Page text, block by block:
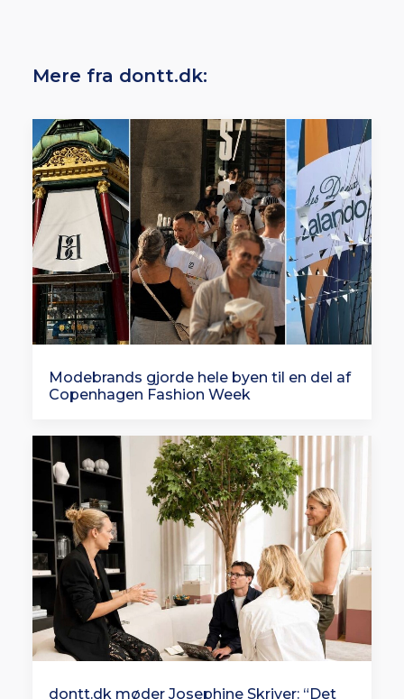
Mere fra dontt.dk:
Modebrands gjorde hele byen til en del af
Copenhagen Fashion Week
dontt.dk møder Josephine Skriver: “Det